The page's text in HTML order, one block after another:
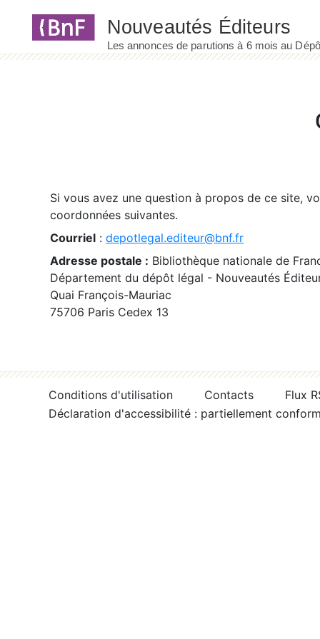
Si vous avez une question à propos de ce site,
coordonnées suivantes.
Courriel : depotlegal.editeur@bnf.fr
Adresse postale : Bibliothèque nationale de
Département du dépôt légal - Nouveautés
Quai François-Mauriac
75706 Paris Cedex 13
Conditions d'utilisation Contacts
Flux
Déclaration d'accessibilité : partiellement